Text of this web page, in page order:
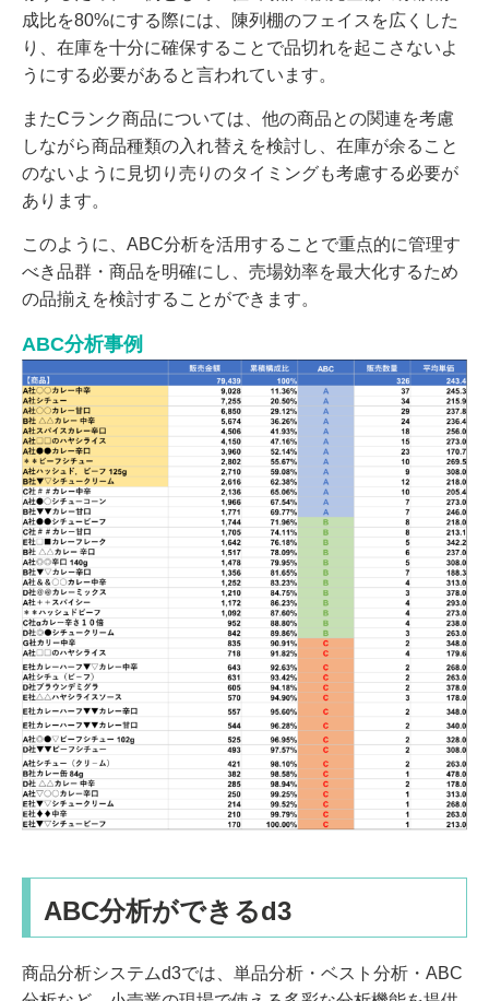
成比を80%にする際には、陳列棚のフェイスを広くした
り、在庫を十分に確保することで品切れを起こさないよ
うにする必要があると言われています。
またCランク商品については、他の商品との関連を考慮
しながら商品種類の入れ替えを検討し、在庫が余ること
のないように見切り売りのタイミングも考慮する必要が
あります。
このように、ABC分析を活用することで重点的に管理す
べき品群・商品を明確にし、売場効率を最大化するため
の品揃えを検討することができます。
ABC分析事例
ABC分析ができるd3
商品分析システムd3では、単品分析・ベスト分析・ABC